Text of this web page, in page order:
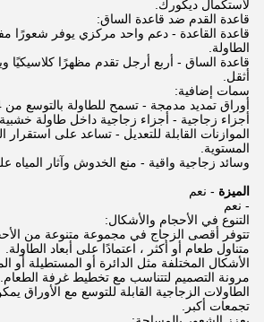
لاستكمال ديكورك.
قاعدة القدم ضد قاعدة الساق:
قاعدة القاعدة - دعم واحد مركزي يوفر شعورًا
الطاولة.
قاعدة الساق - أربع أرجل تقدم مظهرًا كلاسيكيًا
أثقل.
سمات إضافية:
أوراق تمديد مدمجة - تسمح للطاولة بالتوسع من 4 إلى 8 مقاعد.
أجزاء زجاجية - أجزاء زجاجية داخل طاولة
الموازنات القابلة للتعديل - تساعد على استقرار
المستوية.
وسائد زجاجية واقية - منع الخدوش وآثار المياه
الميزة - نعم
- نعم
التنوع في الأحجام والأشكال:
متناول طعام أو أكثر ، اعتمادًا على أبعاد الطاولة.
الأشكال المختلفة مثل الدائرة أو المستطيلة أو
مرونة التصميم لتتناسب مع تخطيط غرفة الطعام.
الطاولات الزجاجية القابلة للتوسع مع الأوراق
تجمعات أكبر.